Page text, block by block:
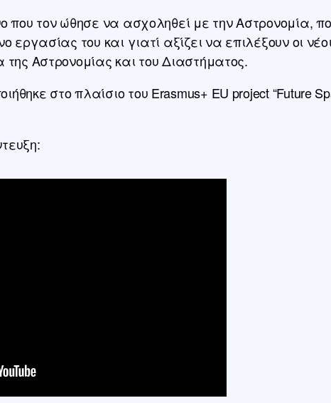
που τον ώθησε να ασχοληθεί με την Αστρονομία,
εργασίας του και γιατί αξίζει να επιλέξουν οι
της Αστρονομίας και του Διαστήματος.
στο πλαίσιο του Erasmus+ EU project “Future